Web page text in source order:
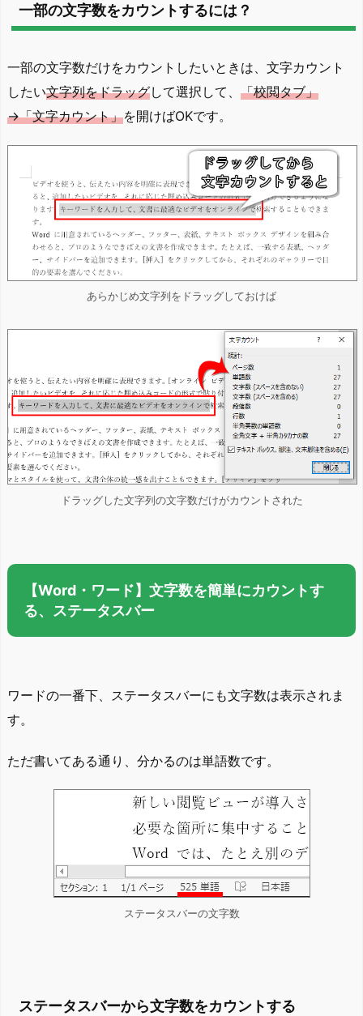
一部の文字数をカウントするには？
一部の文字数だけをカウントしたいときは、文字カウント
したい文字列をドラッグして選択して、 「校閲タブ」
→「文字カウント」を開けばOKです。
あらかじめ文字列をドラッグしておけば
ドラッグした文字列の文字数だけがカウントされた
【Word・ワード】文字数を簡単にカウントす
る、ステータスバー
ワードの一番下、ステータスバーにも文字数は表示されま
す。
ただ書いてある通り、分かるのは単語数です。
ステータスバーの文字数
ステータスバーから文字数をカウントする